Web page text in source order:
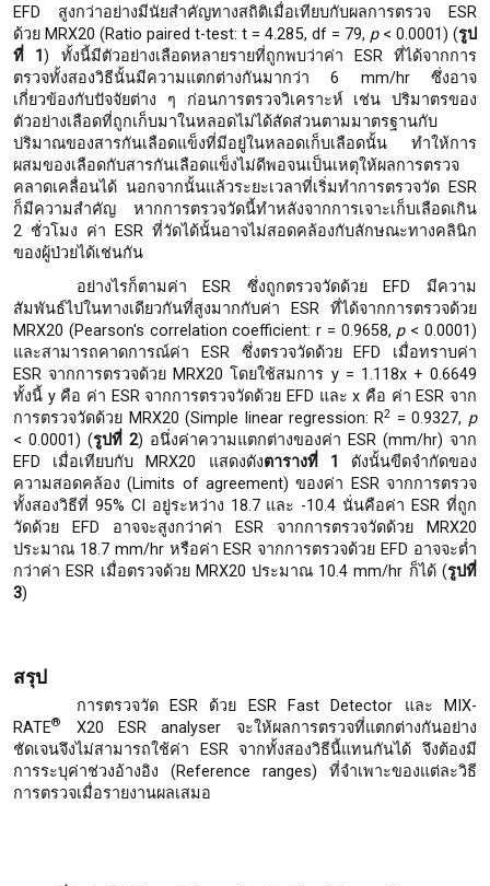
EFD สูงกว่าอย่างมีนัยสำคัญทางสถิติเมื่อเทียบกับผลการตรวจ ESR
ด้วย MRX20 (Ratio paired t-test: t = 4.285, df = 79, p< 0.0001) (รูป
ที่ 1) ทั้งนี้มีตัวอย่างเลือดหลายรายที่ถูกพบว่าค่า ESR ที่ได้จากการ
ตรวจทั้งสองวิธีนั้นมีความแตกต่างกันมากว่า 6 mm/hr ซึ่งอาจ
เกี่ยวข้องกับปัจจัยต่าง ๆ ก่อนการตรวจวิเคราะห์ เช่น ปริมาตรของ
ตัวอย่างเลือดที่ถูกเก็บมาในหลอดไม่ได้สัดส่วนตามมาตรฐานกับ
ปริมาณของสารกันเลือดแข็งที่มีอยู่ในหลอดเก็บเลือดนั้น ทำให้การ
ผสมของเลือดกับสารกันเลือดแข็งไม่ดีพอจนเป็นเหตุให้ผลการตรวจ
คลาดเคลื่อนได้ นอกจากนั้นแล้วระยะเวลาที่เริ่มทำการตรวจวัด ESR
ก็มีความสำคัญ หากการตรวจวัดนี้ทำหลังจากการเจาะเก็บเลือดเกิน
2 ชั่วโมง ค่า ESR ที่วัดได้นั้นอาจไม่สอดคล้องกับลักษณะทางคลินิก
ของผู้ป่วยได้เช่นกัน
อย่างไรก็ตามค่า ESR ซึ่งถูกตรวจวัดด้วย EFD มีความ
สัมพันธ์ไปในทางเดียวกันที่สูงมากกับค่า ESR ที่ได้จากการตรวจด้วย
MRX20 (Pearson's correlation coefficient: r = 0.9658, p< 0.0001)
และสามารถคาดการณ์ค่า ESR ซึ่งตรวจวัดด้วย EFD เมื่อทราบค่า
ESR จากการตรวจด้วย MRX20 โดยใช้สมการ y = 1.118x + 0.6649
ทั้งนี้ y คือ ค่า ESR จากการตรวจวัดด้วย EFD และ x คือ ค่า ESR จาก
การตรวจวัดด้วย MRX20 (Simple linear regression: R2 = 0.9327, p
< 0.0001) (รูปที่ 2) อนึ่งค่าความแตกต่างของค่า ESR (mm/hr) จาก
EFD เมื่อเทียบกับ MRX20 แสดงดังตารางที่ 1
ดังนั้นขีดจำกัดของ
ความสอดคล้อง (Limits of agreement) ของค่า ESR จากการตรวจ
ทั้งสองวิธีที่ 95% CI อยู่ระหว่าง 18.7 และ -10.4 นั่นคือค่า ESR ที่ถูก
วัดด้วย EFD อาจจะสูงกว่าค่า ESR จากการตรวจวัดด้วย MRX20
ประมาณ 18.7 mm/hr หรือค่า ESR จากการตรวจด้วย EFD อาจจะต่ำ
กว่าค่า ESR เมื่อตรวจด้วย MRX20 ประมาณ 10.4 mm/hr ก็ได้ (รูปที่
3)
สรุป
การตรวจวัด ESR ด้วย ESR Fast Detector และ MIX-
RATE®
X20 ESR analyser จะให้ผลการตรวจที่แตกต่างกันอย่าง
ชัดเจนจึงไม่สามารถใช้ค่า ESR จากทั้งสองวิธีนี้แทนกันได้ จึงต้องมี
การระบุค่าช่วงอ้างอิง (Reference ranges) ที่จำเพาะของแต่ละวิธี
การตรวจเมื่อรายงานผลเสมอ